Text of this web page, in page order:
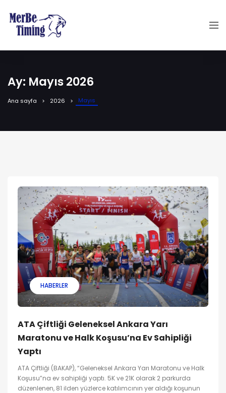
Ay: Mayıs 2026
Ana sayfa 2026 Mayıs
HABERLER
ATA Çiftliği Geleneksel Ankara Yarı
Maratonu ve Halk Koşusu’na Ev Sahipliği
Yaptı
ATA Çiftliği (BAKAP), “Geleneksel Ankara Yarı Maratonu ve Halk
Koşusu”na ev sahipliği yaptı. 5K ve 21K olarak 2 parkurda
düzenlenen, 81 ilden yüzlerce katılımcının yer aldığı koşunun